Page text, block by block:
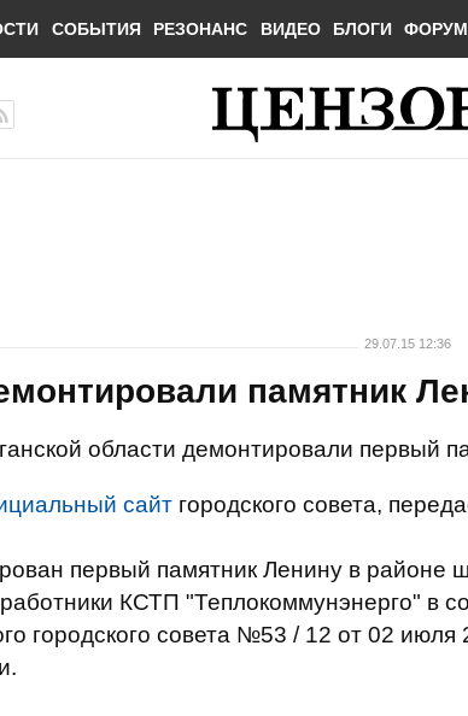
СОБЫТИЯ РЕЗОНАНС ВИДЕО БЛОГИ ФОРУМ
29.07.15 12:36
памятник
области демонтировали первый
сайт городского совета,
первый памятник Ленину в
КСТП "Теплокоммунэнерго" в
городского совета №53 / 12 от 02 июля